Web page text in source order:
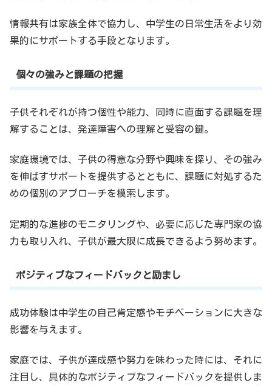
情報共有は家族全体で協力し、中学生の日常生活をより効
果的にサポートする手段となります。
個々の強みと課題の把握
子供それぞれが持つ個性や能力、同時に直面する課題を理
解することは、発達障害への理解と受容の鍵。
家庭環境では、子供の得意な分野や興味を探り、その強み
を伸ばすサポートを提供するとともに、課題に対処するた
めの個別のアプローチを模索します。
定期的な進捗のモニタリングや、必要に応じた専門家の協
力も取り入れ、子供が最大限に成長できるよう努めます。
ポジティブなフィードバックと励まし
成功体験は中学生の自己肯定感やモチベーションに大きな
影響を与えます。
家庭では、子供が達成感や努力を味わった時には、それに
注目し、具体的なポジティブなフィードバックを提供しま